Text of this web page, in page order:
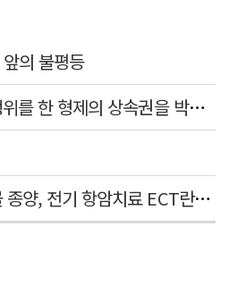
의 불평등
[생활 속 법률톡] 패륜행위를 한 형제의 상속권을 박탈시킬 수 있을까요
수술이 어려운 반려동물 종양, 전기 항암치료 ECT란? [반려동물 건강톡톡]